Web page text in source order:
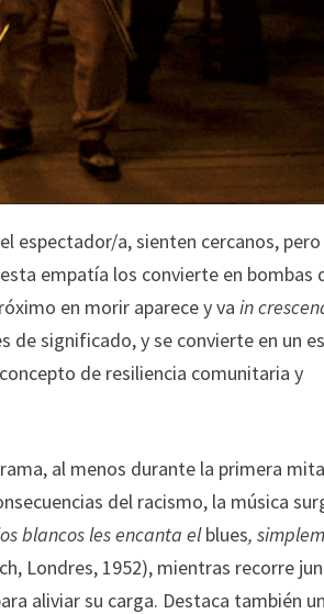
espectador/a, sienten cercanos,
empatía los convierte en bombas
en morir aparece y vain
significado, y se convierte en un
de resiliencia comunitaria y
al menos durante la primera
del racismo, la música
blancos les encanta elblues,
Londres, 1952), mientras recorre
aliviar su carga. Destaca también